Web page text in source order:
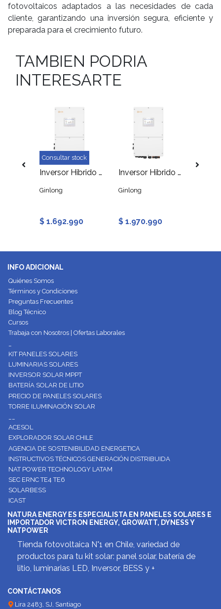
fotovoltaicos adaptados a las necesidades de cada
cliente, garantizando una inversión segura, eficiente y
preparada para el crecimiento futuro.
TAMBIEN PODRIA
INTERESARTE
Consultar stock
Inversor Hibrido Solis con Cargador S6-PLUS 6kW-48V
Ginlong
$ 1.692.990
Inversor Hibrido Solis con Cargador S6-PLUS 8kW-48V
Ginlong
$ 1.970.990
INFO ADICIONAL
Quiénes Somos
Términos y Condiciones
Preguntas Frecuentes
Blog Técnico
Cursos
Trabaja con Nosotros | Ofertas Laborales
KIT PANELES SOLARES
LUMINARIAS SOLARES
INVERSOR SOLAR MPPT
BATERÍA SOLAR DE LITIO
PRECIO DE PANELES SOLARES
TORRE ILUMINACIÓN SOLAR
ACESOL
EXPLORADOR SOLAR CHILE
AGENCIA DE SOSTENIBILIDAD ENERGETICA
INSTRUCTIVOS TÉCNICOS GENERACIÓN DISTRIBUIDA
NAT POWER TECHNOLOGY LATAM
SEC ERNC TE4 TE6
SOLARBESS
ICAST
NATURA ENERGY ES ESPECIALISTA EN PANELES SOLARES E
IMPORTADOR VICTRON ENERGY, GROWATT, DYNESS Y
NATPOWER
Tienda fotovoltaica N°1 en Chile, variedad de
productos para tu kit solar: panel solar, batería de
litio, luminarias LED, Inversor, BESS y +
CONTÁCTANOS
Lira 2483, SJ, Santiago